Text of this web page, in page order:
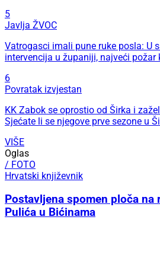
5
Javlja ŽVOC
Vatrogasci imali pune ruke posla: U
intervencija u županiji, najveći požar
6
Povratak izvjestan
KK Zabok se oprostio od Širka i
Sjećate li se njegove prve sezone u
VIŠE
Oglas
/ FOTO
Hrvatski književnik
Postavljena spomen ploča
Pulića u Bićinama